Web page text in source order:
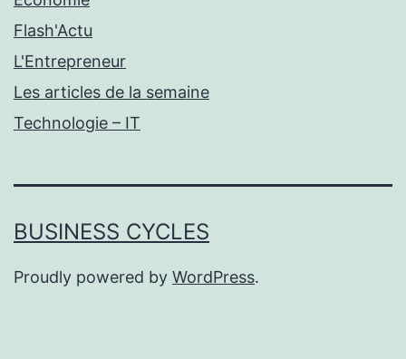
Flash'Actu
L'Entrepreneur
Les articles de la semaine
Technologie – IT
BUSINESS CYCLES
Proudly powered by WordPress.